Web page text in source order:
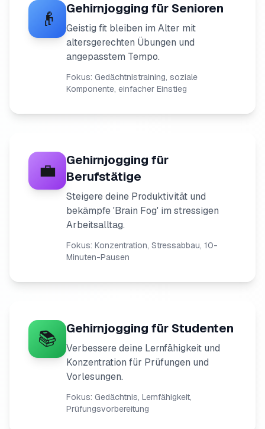
👴 Gehirnjogging für Senioren
Geistig fit bleiben im Alter mit
altersgerechten Übungen und
angepasstem Tempo.
Fokus: Gedächtnistraining, soziale
Komponente, einfacher Einstieg
💼
Gehirnjogging für
Berufstätige
Steigere deine Produktivität und
bekämpfe 'Brain Fog' im stressigen
Arbeitsalltag.
Fokus: Konzentration, Stressabbau, 10-
Minuten-Pausen
📚 Gehirnjogging für Studenten
Verbessere deine Lernfähigkeit und
Konzentration für Prüfungen und
Vorlesungen.
Fokus: Gedächtnis, Lernfähigkeit,
Prüfungsvorbereitung